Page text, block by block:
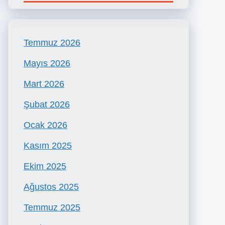
Temmuz 2026
Mayıs 2026
Mart 2026
Şubat 2026
Ocak 2026
Kasım 2025
Ekim 2025
Ağustos 2025
Temmuz 2025